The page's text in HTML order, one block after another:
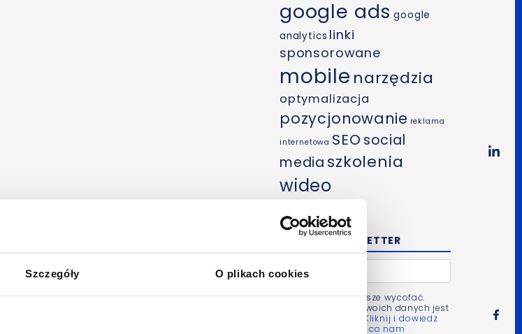
Szczegóły O plikach cookies
google ads google
analytics linki
sponsorowane
mobile narzędzia
optymalizacja
pozycjonowanie reklama
internetowa SEO social
media szkolenia
wideo
NEWSLETTER
Zgodę możesz zawsze wycofać.
Administratorem Twoich danych jest
Kliknij i dowiedz
się więcej m.in. po co nam